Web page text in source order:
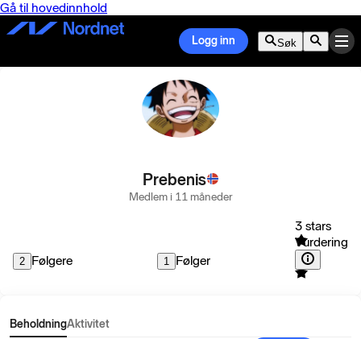
Gå til hovedinnhold
Logg inn Søk
Prebenis
Medlem i 11 måneder
2 Følgere 1 Følger
3 stars
Vurdering
BeholdningAktivitet